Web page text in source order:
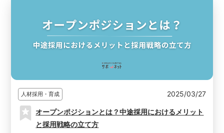
人材採用・育成 2025/03/27
オープンポジションとは？中途採用におけるメリット
と採用戦略の立て方